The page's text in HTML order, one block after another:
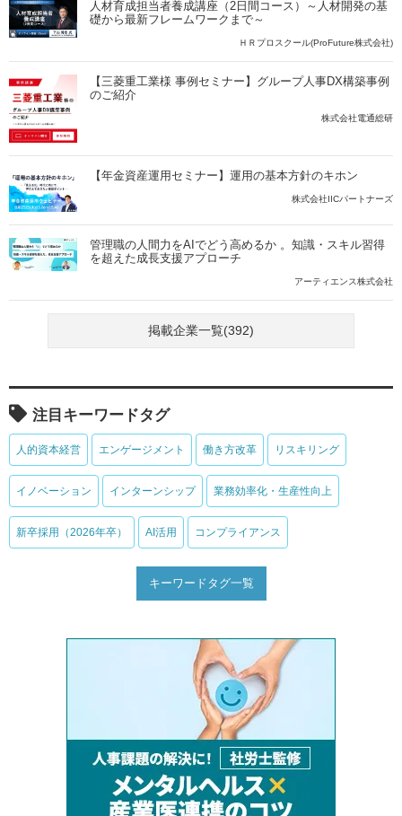
人材育成担当者養成講座（2日間コース）～人材開発の基
礎から最新フレームワークまで～
ＨＲプロスクール(ProFuture株式会社)
【三菱重工業様 事例セミナー】グループ人事DX構築事例
のご紹介
株式会社電通総研
【年金資産運用セミナー】運用の基本方針のキホン
株式会社IICパートナーズ
管理職の人間力をAIでどう高めるか 。知識・スキル習得
を超えた成長支援アプローチ
アーティエンス株式会社
掲載企業一覧(392)
注目キーワードタグ
人的資本経営 エンゲージメント 働き方改革 リスキリング
イノベーション インターンシップ 業務効率化・生産性向上
新卒採用（2026年卒） AI活用 コンプライアンス
キーワードタグ一覧